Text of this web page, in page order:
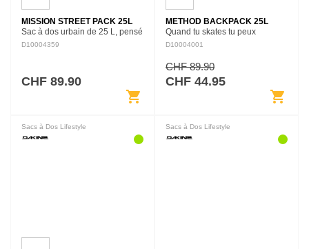
MISSION STREET PACK 25L
Sac à dos urbain de 25 L, pensé
pour les déplacements
D10004359
CHF 89.90
shopping_cart
METHOD BACKPACK 25L
Quand tu skates tu peux
parcourir de longues distances,
avec toutes les options utiles
pour les grosses journées à…
D10004001
CHF 89.90
CHF 44.95
shopping_cart
Sacs à Dos Lifestyle Sacs à Dos Lifestyle